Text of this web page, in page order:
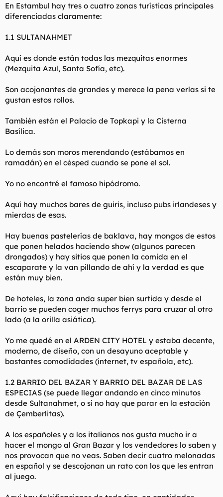
En Estambul hay tres o cuatro zonas turísticas principales
diferenciadas claramente:
1.1 SULTANAHMET
Aquí es donde están todas las mezquitas enormes
(Mezquita Azul, Santa Sofía, etc).
Son acojonantes de grandes y merece la pena verlas si te
gustan estos rollos.
También están el Palacio de Topkapi y la Cisterna
Basílica.
Lo demás son moros merendando (estábamos en
ramadán) en el césped cuando se pone el sol.
Yo no encontré el famoso hipódromo.
Aquí hay muchos bares de guiris, incluso pubs irlandeses y
mierdas de esas.
Hay buenas pastelerías de baklava, hay mongos de estos
que ponen helados haciendo show (algunos parecen
drongados) y hay sitios que ponen la comida en el
escaparate y la van pillando de ahí y la verdad es que
están muy bien.
De hoteles, la zona anda super bien surtida y desde el
barrio se pueden coger muchos ferrys para cruzar al otro
lado (a la orilla asiática).
Yo me quedé en el ARDEN CITY HOTEL y estaba decente,
moderno, de diseño, con un desayuno aceptable y
bastantes comodidades (internet, tv española, etc).
1.2 BARRIO DEL BAZAR Y BARRIO DEL BAZAR DE LAS
ESPECIAS (se puede llegar andando en cinco minutos
desde Sultanahmet, o si no hay que parar en la estación
de Çemberlitas).
A los españoles y a los italianos nos gusta mucho ir a
hacer el mongo al Gran Bazar y los vendedores lo saben y
nos provocan que no veas. Saben decir cuatro melonadas
en español y se descojonan un rato con los que les entran
al juego.